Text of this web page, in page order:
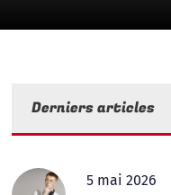
Derniers articles
5 mai 2026